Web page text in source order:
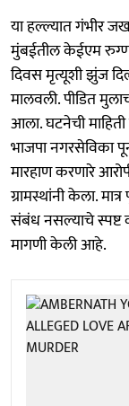
या हल्ल्यात गंभीर
मुंबईतील केईएम
दिवस मृत्यूशी झुंज
मालवली. पीडित
आला. घटनेची
भाजपा नगरसेविका
मारहाण करणारे
ग्रामस्थांनी केला.
संबंध नसल्याचे स्पष्ट
मागणी केली आहे.